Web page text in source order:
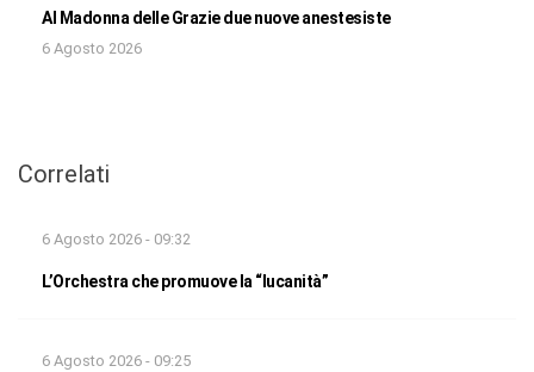
Al Madonna delle Grazie due nuove anestesiste
6 Agosto 2026
Correlati
6 Agosto 2026 - 09:32
L’Orchestra che promuove la “lucanità”
6 Agosto 2026 - 09:25